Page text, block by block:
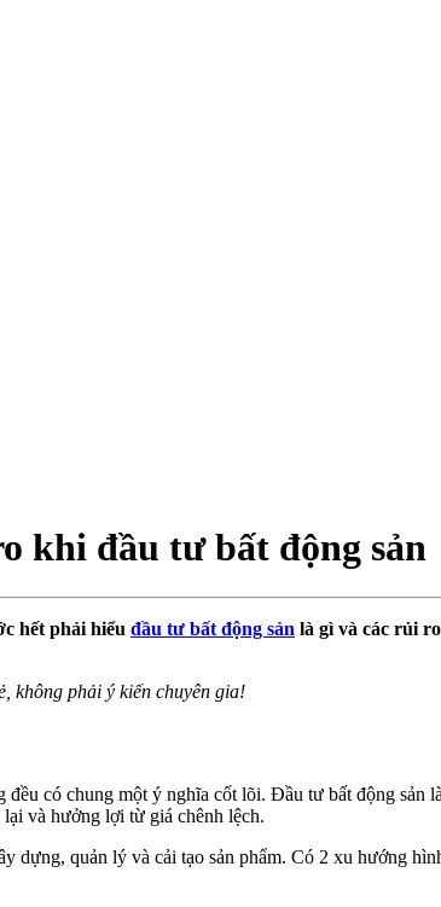
khi đầu tư bất động sản
hết phải hiểu đầu tư bất động sản là gì và các rủi
không phải ý kiến chuyên gia!
có chung một ý nghĩa cốt lõi. Đầu tư bất động sản
và hưởng lợi từ giá chênh lệch.
dựng, quản lý và cải tạo sản phẩm. Có 2 xu hướng